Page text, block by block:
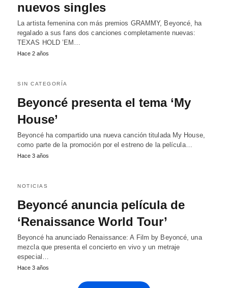
nuevos singles
La artista femenina con más premios GRAMMY, Beyoncé, ha
regalado a sus fans dos canciones completamente nuevas:
TEXAS HOLD ’EM…
Hace 2 años
SIN CATEGORÍA
Beyoncé presenta el tema ‘My
House’
Beyoncé ha compartido una nueva canción titulada My House,
como parte de la promoción por el estreno de la película…
Hace 3 años
NOTICIAS
Beyoncé anuncia película de
‘Renaissance World Tour’
Beyoncé ha anunciado Renaissance: A Film by Beyoncé, una
mezcla que presenta el concierto en vivo y un metraje
especial…
Hace 3 años